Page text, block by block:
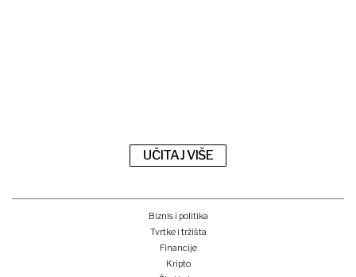
UČITAJ VIŠE
Biznis i politika
Tvrtke i tržišta
Financije
Kripto